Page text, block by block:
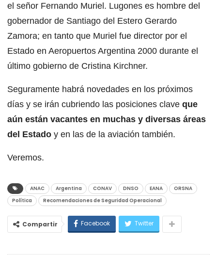
el señor Fernando Muriel. Lugones es hombre del
gobernador de Santiago del Estero Gerardo
Zamora; en tanto que Muriel fue director por el
Estado en Aeropuertos Argentina 2000 durante el
último gobierno de Cristina Kirchner.
Seguramente habrá novedades en los próximos
días y se irán cubriendo las posiciones clave que
aún están vacantes en muchas y diversas áreas
del Estado y en las de la aviación también.
Veremos.
ANAC Argentina CONAV DNSO EANA
ORSNA
Política
Recomendaciones de Seguridad Operacional
Compartir Facebook Twitter